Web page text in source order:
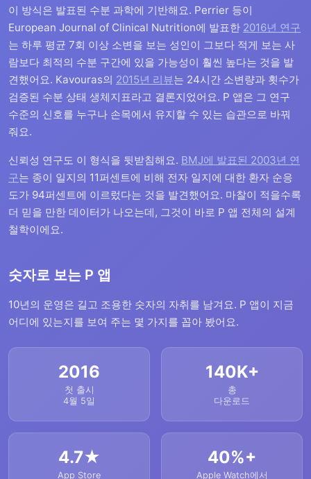
이 방식은 발표된 수분 과학에 기반해요. Perrier 등이
European Journal of Clinical Nutrition에 발표한 2016년 연구
는 하루 평균 7회 이상 소변을 보는 성인이 그보다 적게 보는 사
람보다 최적의 수분 구간에 있을 가능성이 훨씬 높다는 것을 발
견했어요. Kavouras의 2015년 리뷰는 24시간 소변량과 횟수가
검증된 수분 상태 생체지표라고 결론지었어요. P 앱은 그 연구
수준의 신호를 누구나 손목에서 유지할 수 있는 습관으로 바꿔
줘요.
신뢰성 연구도 이 형식을 뒷받침해요. BMJ에 발표된 2003년 연
구는 종이 일지의 11퍼센트에 비해 전자 일지에 대한 환자 순응
도가 94퍼센트에 이르렀다는 것을 발견했어요. 마찰이 적을수록
더 믿을 만한 데이터가 나오는데, 그것이 바로 P 앱 전체의 설계
철학이에요.
숫자로 보는 P 앱
10년의 운영은 길고 조용한 숫자의 자취를 남겨요. P 앱이 지금
어디에 있는지를 보여 주는 몇 가지를 꼽아 봤어요.
2016
첫 출시
4월 5일
140K+
총
다운로드
4.7★
App Store
40%+
Apple Watch에서